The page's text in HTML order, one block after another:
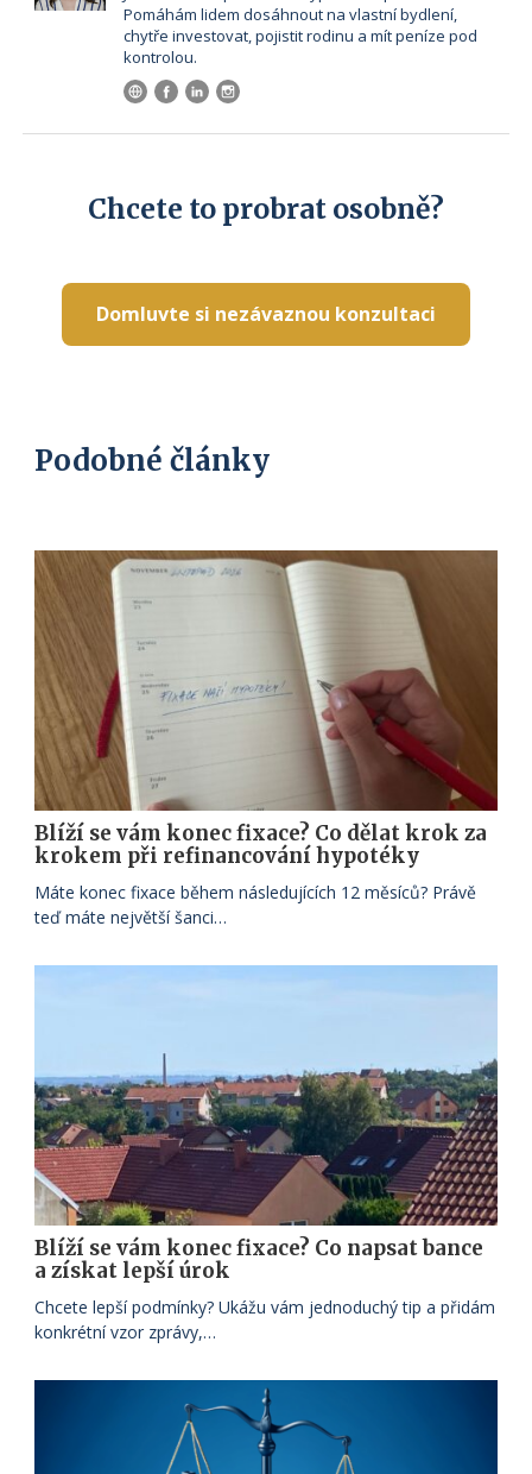
Pomáhám lidem dosáhnout na vlastní bydlení,
chytře investovat, pojistit rodinu a mít peníze pod
kontrolou.
Chcete to probrat osobně?
Domluvte si nezávaznou konzultaci
Podobné články
Blíží se vám konec fixace? Co dělat krok za
krokem při refinancování hypotéky
Máte konec fixace během následujících 12 měsíců? Právě
teď máte největší šanci…
Blíží se vám konec fixace? Co napsat bance
a získat lepší úrok
Chcete lepší podmínky? Ukážu vám jednoduchý tip a přidám
konkrétní vzor zprávy,…